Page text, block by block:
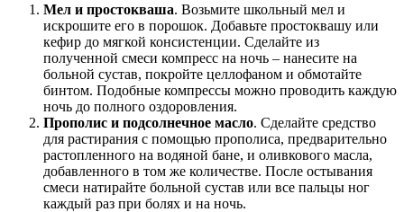
Мел и простокваша. Возьмите школьный мел и
искрошите его в порошок. Добавьте простоквашу или
кефир до мягкой консистенции. Сделайте из
полученной смеси компресс на ночь – нанесите на
больной сустав, покройте целлофаном и обмотайте
бинтом. Подобные компрессы можно проводить каждую
ночь до полного оздоровления.
Прополис и подсолнечное масло. Сделайте средство
для растирания с помощью прополиса, предварительно
растопленного на водяной бане, и оливкового масла,
добавленного в том же количестве. После остывания
смеси натирайте больной сустав или все пальцы ног
каждый раз при болях и на ночь.